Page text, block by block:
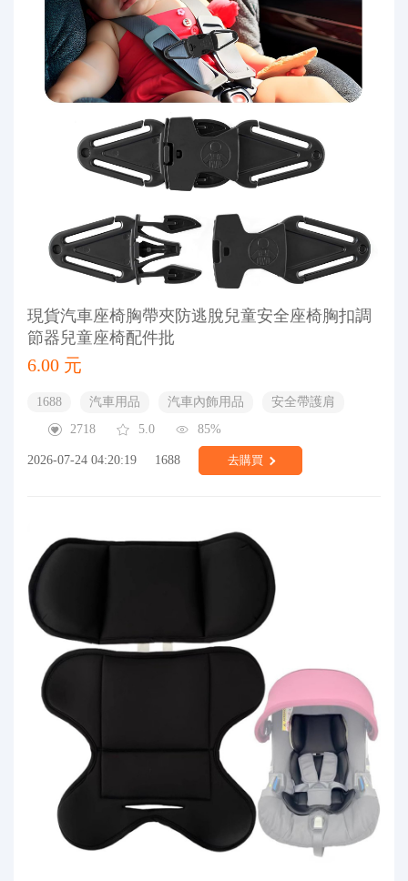
現貨汽車座椅胸帶夾防逃脫兒童安全座椅胸扣調
節器兒童座椅配件批
6.00 元
1688 汽車用品 汽車內飾用品
安全帶護肩
2718
5.0 85%
2026-07-24 04:20:19 1688 去購買